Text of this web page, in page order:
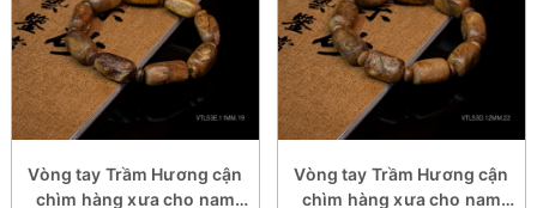
Vòng tay Trầm Hương cận
chìm hàng xưa cho nam
Vòng tay Trầm Hương cận
chìm hàng xưa cho nam